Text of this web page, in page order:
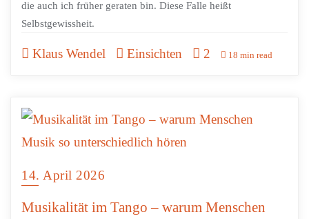
die auch ich früher geraten bin. Diese Falle heißt
Selbstgewissheit.
Klaus Wendel Einsichten 2 18 min read
14. April 2026
Musikalität im Tango – warum Menschen